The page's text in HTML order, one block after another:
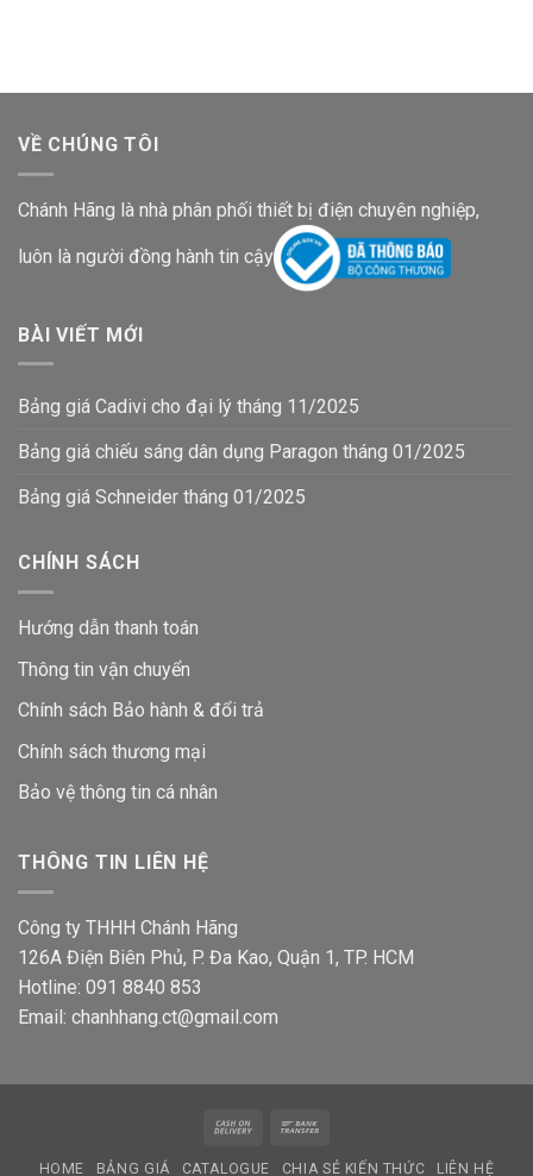
VỀ CHÚNG TÔI
Chánh Hãng là nhà phân phối thiết bị điện chuyên nghiệp,
luôn là người đồng hành tin cậy
BÀI VIẾT MỚI
Bảng giá Cadivi cho đại lý tháng 11/2025
Bảng giá chiếu sáng dân dụng Paragon tháng 01/2025
Bảng giá Schneider tháng 01/2025
CHÍNH SÁCH
Hướng dẫn thanh toán
Thông tin vận chuyển
Chính sách Bảo hành & đổi trả
Chính sách thương mại
Bảo vệ thông tin cá nhân
THÔNG TIN LIÊN HỆ
Công ty THHH Chánh Hãng
126A Điện Biên Phủ, P. Đa Kao, Quận 1, TP. HCM
Hotline: 091 8840 853
Email: chanhhang.ct@gmail.com
Cash
HOME BẢNG GIÁ CATALOGUE CHIA SẺ KIẾN THỨC LIÊN HỆ